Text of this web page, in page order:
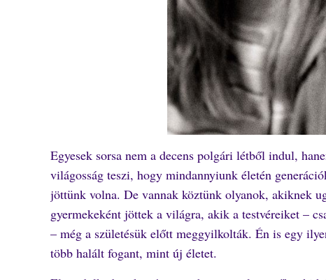
Egyesek sorsa nem a decens polgári létből indul,
világosság teszi, hogy mindannyiunk életén
jöttünk volna. De vannak köztünk olyanok, akiknek
gyermekeként jöttek a világra, akik a testvéreiket –
– még a születésük előtt meggyilkolták. Én is egy
több halált fogant, mint új életet.